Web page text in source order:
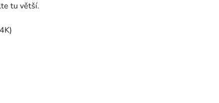
tu větší.